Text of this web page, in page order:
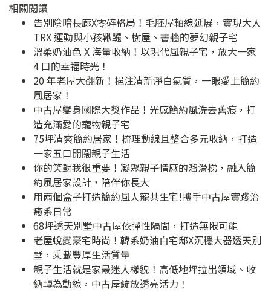
相關閱讀
告別陰暗長廊X零碎格局！毛胚屋軸線延展，實現大人
TRX 運動與小孩鞦韆、樹屋、書牆的夢幻親子宅
溫柔奶油色 X 海量收納！以現代風親子宅，放大一家
4 口的幸福時光！
20 年老屋大翻新！挹注清新淨白氣質，一眼愛上簡約
風居家！
中古屋變身國際大獎作品！光感簡約風洗去舊痕，打
造充滿愛的寵物親子宅
75坪清爽簡約居家！梳理動線且整合多元收納，打造
一家五口開闊親子生活
你的笑對我很重要！凝聚親子情感的溜滑梯，融入簡
約風居家設計，陪伴你長大
用兩個盒子打造簡約風人寵共生宅!攜手中古屋實踐治
癒系日常
68坪透天別墅中古屋依彈性隔間，打造無限可能
老屋蛻變豪宅時尚！韓系奶油白宅邸X沉穩大器透天別
墅，乘載豐厚生活質量
親子生活就是家最迷人樣貌！高低地坪拉出領域、收
納轉為動線，中古屋綻放透亮活力！